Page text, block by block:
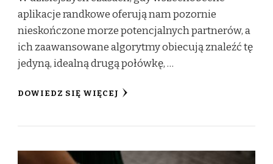
aplikacje randkowe oferują nam pozornie
nieskończone morze potencjalnych partnerów, a
ich zaawansowane algorytmy obiecują znaleźć tę
jedyną, idealną drugą połówkę, …
DOWIEDZ SIĘ WIĘCEJ